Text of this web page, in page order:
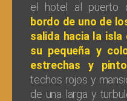
el hotel al puerto
bordo de uno de
salida hacia la
su pequeña y
estrechas y
techos rojos y
de una larga y